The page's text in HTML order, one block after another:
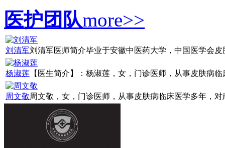
医护团队more>>
刘清军刘清军医师简介毕业于安徽中医药大学，中国医学会皮
杨淑莲 【医生简介】：杨淑莲，女，门诊医师，从事皮肤病
周文敬周文敬，女，门诊医师，从事皮肤病临床医学多年，对